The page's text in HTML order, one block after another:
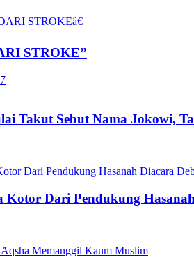
STROKE”
Takut Sebut Nama Jokowi,
Kotor Dari Pendukung